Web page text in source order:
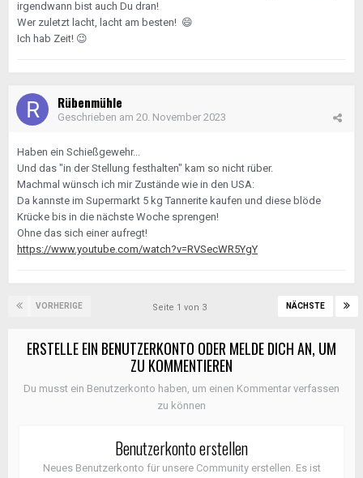
irgendwann bist auch Du dran!
Wer zuletzt lacht, lacht am besten! 😄
Ich hab Zeit! 😉
Rübenmühle
Geschrieben am 20. November 2023
Haben ein Schießgewehr...
Und das "in der Stellung festhalten" kam so nicht rüber.
Machmal wünsch ich mir Zustände wie in den USA:
Da kannste im Supermarkt 5 kg Tannerite kaufen und diese blöde
Krücke bis in die nächste Woche sprengen!
Ohne das sich einer aufregt!
https://www.youtube.com/watch?v=RVSecWR5YgY
VORHERIGE NÄCHSTE
Seite 1 von 3
ERSTELLE EIN BENUTZERKONTO ODER MELDE DICH AN, UM
ZU KOMMENTIEREN
Du musst ein Benutzerkonto haben, um einen Kommentar verfassen
zu können
Benutzerkonto erstellen
Neues Benutzerkonto für unsere Community erstellen. Es ist